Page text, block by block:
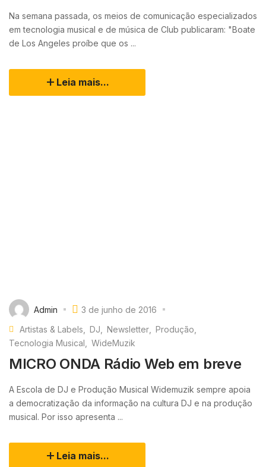
Na semana passada, os meios de comunicação especializados
em tecnologia musical e de música de Club publicaram: "Boate
de Los Angeles proíbe que os ...
Leia mais...
Admin
3 de junho de 2016
Artistas & Labels
DJ Newsletter
Produção
Tecnologia Musical
WideMuzik
MICRO ONDA Rádio Web em breve
A Escola de DJ e Produção Musical Widemuzik sempre apoia
a democratização da informação na cultura DJ e na produção
musical. Por isso apresenta ...
Leia mais...